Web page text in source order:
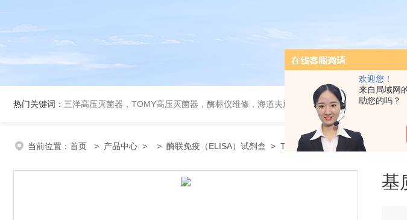
欢迎您！
来自局域网
助您的吗？
热门关键词： 三洋高压灭菌器，TOMY高压灭菌器，酶标仪维修，海道夫旋转蒸发仪
当前位置： 首页 > 产品中心 > > 酶联免疫（ELISA）试剂盒 > TIMP基质金属蛋白酶抑制因子（
基